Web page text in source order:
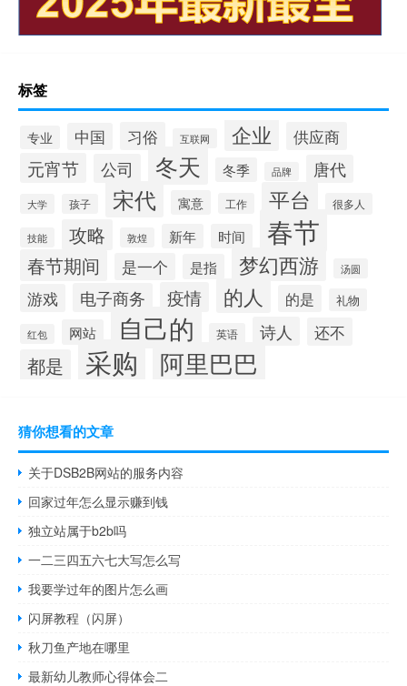
标签
专业 中国 习俗 互联网 企业 供应商
元宵节 公司 冬天 冬季 品牌 唐代
大学 孩子 宋代 寓意 工作 平台 很多人
技能 攻略 敦煌 新年 时间 春节
春节期间 是一个 是指 梦幻西游 汤圆
游戏 电子商务 疫情 的人 的是 礼物
红包 网站 自己的 英语 诗人 还不
都是 采购 阿里巴巴
猜你想看的文章
关于DSB2B网站的服务内容
回家过年怎么显示赚到钱
独立站属于b2b吗
一二三四五六七大写怎么写
我要学过年的图片怎么画
闪屏教程（闪屏）
秋刀鱼产地在哪里
最新幼儿教师心得体会二